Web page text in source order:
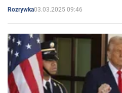
Rozrywka03.03.2025 09:46